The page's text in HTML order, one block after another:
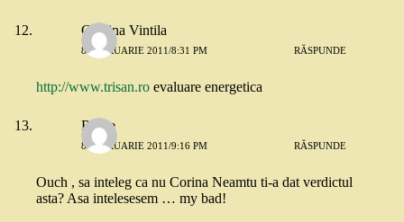
Cristina Vintila
8 FEBRUARIE 2011/8:31 PM RĂSPUNDE
http://www.trisan.ro evaluare energetica
Roxie
8 FEBRUARIE 2011/9:16 PM RĂSPUNDE
Ouch , sa inteleg ca nu Corina Neamtu ti-a dat verdictul
asta? Asa intelesesem … my bad!